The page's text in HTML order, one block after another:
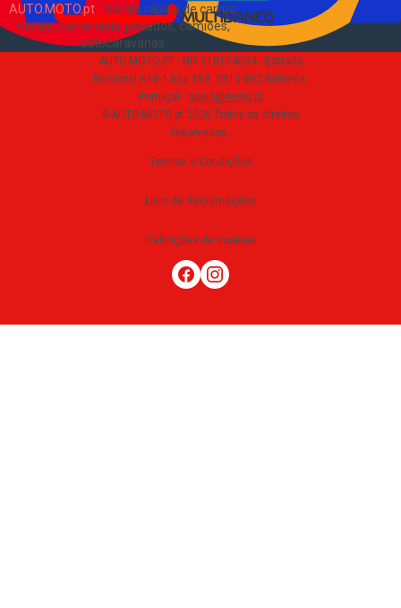
AUTO.MOTO.pt- Venda rápida de carros,
motas, comerciais, pesados, camiões,
autocaravanas
AUTO.MOTO.PT · NIF 518174034 · Estrada
Nacional N10-1 loja 189, 2815-892 Sobreda,
Portugal · apoio@moto.pt
©AUTO.MOTO.pt 2026 Todos os direitos
reservados.
Termos e Condições
Livro de Reclamações
Definições de cookies